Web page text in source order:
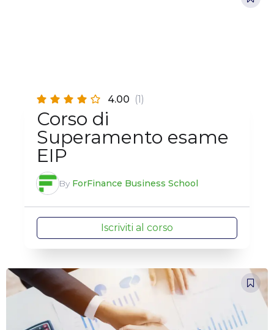
4.00 (1)
Corso di
Superamento esame
EIP
By ForFinance Business School
Iscriviti al corso